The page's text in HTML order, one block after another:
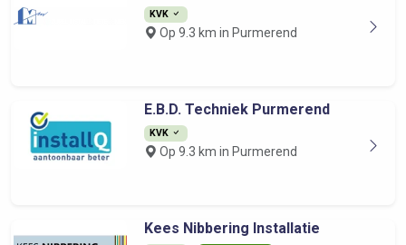
KVK
Op 9.3 km in Purmerend
E.B.D. Techniek Purmerend
KVK
Op 9.3 km in Purmerend
Kees Nibbering Installatie